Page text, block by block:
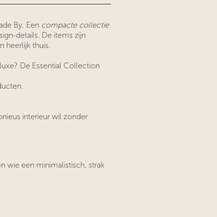
By. Een compacte collectie
details. De items zijn
heerlijk thuis.
De Essential Collection
interieur wil zonder
wie een minimalistisch, strak